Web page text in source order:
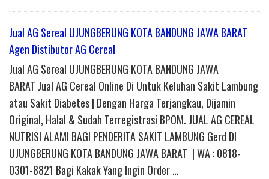
Jual AG Sereal UJUNGBERUNG KOTA BANDUNG JAWA BARAT
Agen Distibutor AG Cereal
Jual AG Sereal UJUNGBERUNG KOTA BANDUNG JAWA
BARAT Jual AG Cereal Online Di Untuk Keluhan Sakit Lambung
atau Sakit Diabetes | Dengan Harga Terjangkau, Dijamin
Original, Halal & Sudah Terregistrasi BPOM. JUAL AG CEREAL
NUTRISI ALAMI BAGI PENDERITA SAKIT LAMBUNG Gerd DI
UJUNGBERUNG KOTA BANDUNG JAWA BARAT | WA : 0818-
0301-8821 Bagi Kakak Yang Ingin Order …